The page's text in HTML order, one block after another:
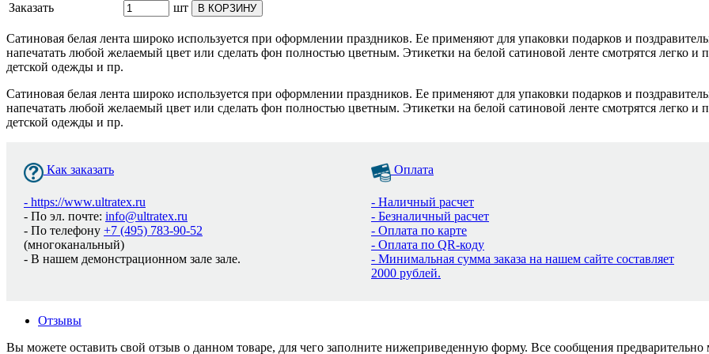
Заказать шт В КОРЗИНУ
Cатиновая белая лента широко используется при оформлении праздников. Ее применяют для упаковки подарков и
напечатать любой желаемый цвет или сделать фон полностью цветным. Этикетки на белой сатиновой ленте смотрятся легко и
детской одежды и пр.
Cатиновая белая лента широко используется при оформлении праздников. Ее применяют для упаковки подарков и
напечатать любой желаемый цвет или сделать фон полностью цветным. Этикетки на белой сатиновой ленте смотрятся легко и
детской одежды и пр.
Как заказать
- https://www.ultratex.ru
- По эл. почте: info@ultratex.ru
- По телефону +7 (495) 783-90-52
(многоканальный)
- В нашем демонстрационном зале зале.
Оплата
- Наличный расчет
- Безналичный расчет
- Оплата по карте
- Оплата по QR-коду
- Минимальная сумма заказа на нашем сайте составляет
2000 рублей.
Отзывы
Вы можете оставить свой отзыв о данном товаре, для чего заполните нижеприведенную форму. Все сообщения